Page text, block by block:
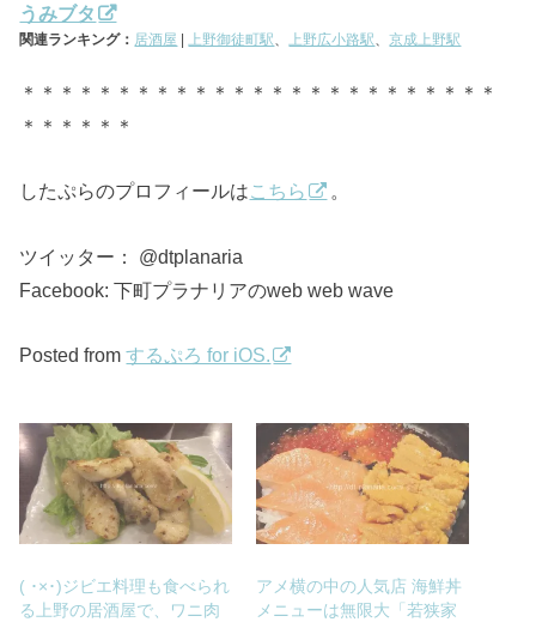
うみブタ
関連ランキング： 居酒屋 上野御徒町駅、 上野広小路駅、京成上野駅
＊＊＊＊＊＊＊＊＊＊＊＊＊＊＊＊＊＊＊＊＊＊＊＊＊
＊＊＊＊＊＊
したぷらのプロフィールはこちら 。
ツイッター： @dtplanaria
Facebook: 下町プラナリアのweb web wave
Posted fromするぷろ for iOS.
( ･×･)ジビエ料理も食べられ
る上野の居酒屋で、ワニ肉
アメ横の中の人気店 海鮮丼
メニューは無限大「若狭家